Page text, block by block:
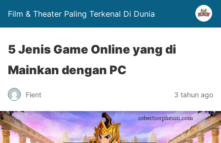
Film & Theater Paling Terkenal Di Dunia
5 Jenis Game Online yang di
Mainkan dengan PC
Flent 3 tahun ago